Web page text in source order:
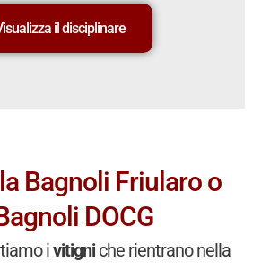
il disciplinare
Bagnoli Friularo o
DOCG
ivitigniche rientrano nella